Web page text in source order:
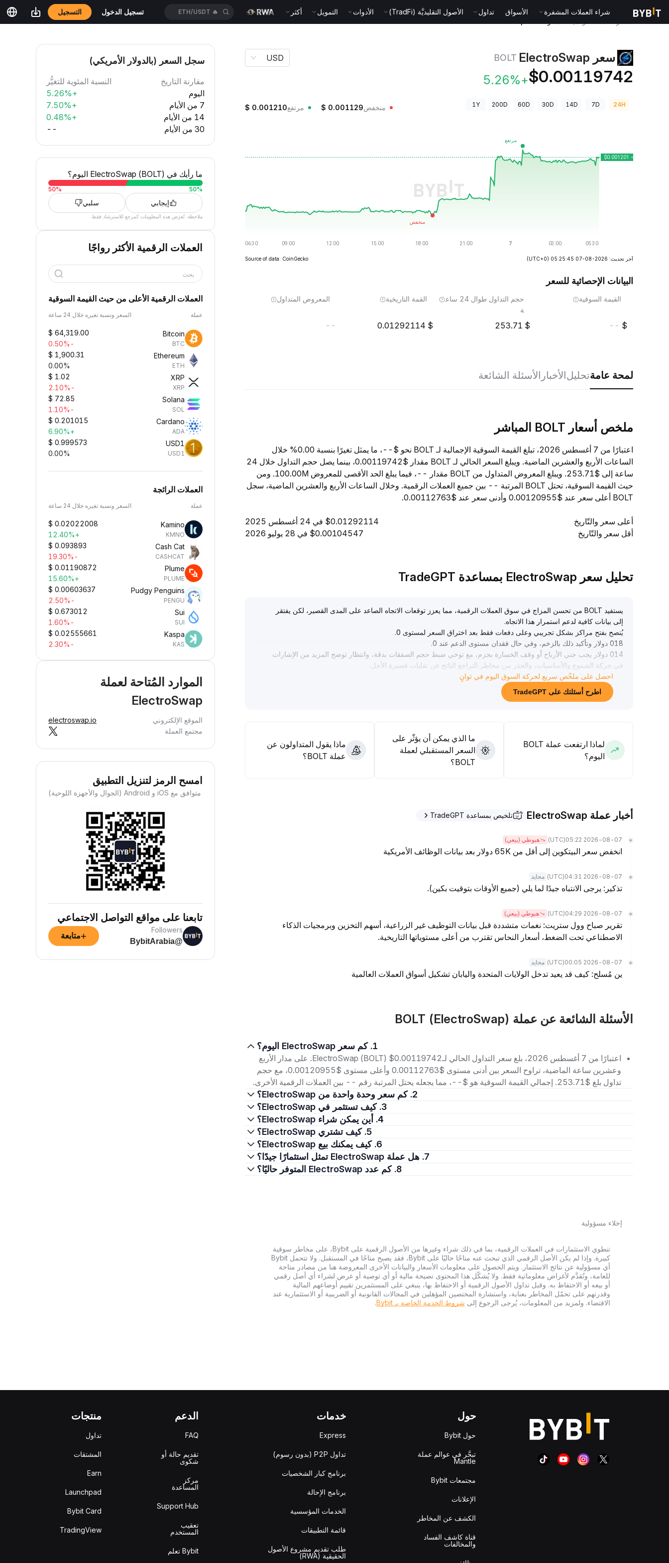
شراء العملات المشفرة الأسواق تداول الأصول التقليديَّة (TradFi) الأدوات التمويل أكثر 🔥
HEIUSDT تسجيل الدخول التسجيل
سعر ElectroSwap BOLT
$0.00119742
+5.26%
USD
24H
7D
14D
30D
60D
200D
1Y منخفض $ 0.001129 مرتفع $ 0.001210
آخر تحديث: 2026-08-07 05:25:45 (UTC+0)
Source of data: CoinGecko
البيانات الإحصائية للسعر
القيمة السوقية
--
حجم التداول طوال 24 ساع
ة
253.71
القمة التاريخية
0.01292114
المعروض المتداول
--
لمحة عامةتحليلالأخبار الأسئلة الشائعة
ملخص أسعار BOLT المباشر
اعتبارًا من 7 أغسطس 2026، تبلغ القيمة السوقية الإجمالية لـ BOLT نحو $--، ما يمثل تغيرًا بنسبة 0.00% خلال
الساعات الأربع والعشرين الماضية. ويبلغ السعر الحالي لـ BOLT مقدار $0.00119742، بينما يصل حجم التداول خلال 24
ساعة إلى $253.71. ويبلغ المعروض المتداول من BOLT مقدار --، فيما يبلغ الحد الأقصى للمعروض 100.00M. ومن
حيث القيمة السوقية، تحتل BOLT المرتبة -- بين جميع العملات الرقمية. وخلال الساعات الأربع والعشرين الماضية، سجل
BOLT أعلى سعر عند $0.00120955 وأدنى سعر عند $0.00112763.
أعلى سعر والتّاريخ
$0.01292114 في 24 أغسطس 2025
أقل سعر والتّاريخ
$0.00104547 في 28 يوليو 2026
تحليل سعر ElectroSwap بمساعدة TradeGPT
يستفيد BOLT من تحسن المزاج في سوق العملات الرقمية، مما يعزز توقعات الاتجاه الصاعد على المدى القصير، لكن يفتقر
إلى بيانات كافية لدعم استمرار هذا الاتجاه.
يُنصح بفتح مراكز بشكل تجريبي وعلى دفعات فقط بعد اختراق السعر لمستوى 0
.
018 دولار وتأكيد ذلك بالزخم، وفي حال فقدان مستوى الدعم عند 0
.
014 دولار يجب جني الأرباح أو وقف الخسارة بحزم، مع توخي ضبط حجم الصفقات بدقة، وانتظار توضح المزيد من الإشارات
في حركة الشموع والأساسيات، والحذر من مخاطر التراجع الناتج عن تقلبات قصيرة الأجل
احصل على ملخّص سريع لحركة السوق اليوم في ثوانٍ
اطرح أسئلتك على TradeGPT
لماذا ارتفعت عملة BOLT
اليوم؟
ما الذي يمكن أن يؤثّر على
السعر المستقبلي لعملة
BOLT؟
ماذا يقول المتداولون عن
عملة BOLT؟
أخبار عملة ElectroSwap تلخيص بمساعدة TradeGPT
2026-08-07 05:22
(UTC) هبوطي (بيعي)
انخفض سعر البيتكوين إلى أقل من 65K دولار بعد بيانات الوظائف الأمريكية
2026-08-07 04:31
(UTC) محايد
تذكير: يرجى الانتباه جيدًا لما يلي (جميع الأوقات بتوقيت بكين).
2026-08-07 04:29
(UTC) هبوطي (بيعي)
تقرير صباح وول ستريت: نغمات متشددة قبل بيانات التوظيف غير الزراعية، أسهم التخزين وبرمجيات الذكاء
الاصطناعي تحت الضغط، أسعار النحاس تقترب من أعلى مستوياتها التاريخية.
2026-08-07 00:05
(UTC) محايد
ين مُسلح: كيف قد يعيد تدخل الولايات المتحدة واليابان تشكيل أسواق العملات العالمية
الأسئلة الشائعة عن عملة BOLT (ElectroSwap)
1. كم سعر ElectroSwap اليوم؟
اعتبارًا من 7 أغسطس 2026، بلغ سعر التداول الحالي لـElectroSwap (BOLT) $0.00119742. على مدار الأربع
وعشرين ساعة الماضية، تراوح السعر بين أدنى مستوى $0.00112763 وأعلى مستوى $0.00120955، مع حجم
تداول بلغ $253.71. إجمالي القيمة السوقية هو $--، مما يجعله يحتل المرتبة رقم -- بين العملات الرقمية الأخرى.
2. كم سعر وحدة واحدة من ElectroSwap؟
3. كيف تستثمر في ElectroSwap؟
4. أين يمكن شراء ElectroSwap؟
5. كيف تشتري ElectroSwap؟
6. كيف يمكنك بيع ElectroSwap؟
7. هل عملة ElectroSwap تمثل استثمارًا جيدًا؟
8. كم عدد ElectroSwap المتوفر حاليًا؟
إخلاء مسؤولية
تنطوي الاستثمارات في العملات الرقمية، بما في ذلك شراء وغيرها من الأصول الرقمية على Bybit، على مخاطر سوقية
كبيرة. وإذا لم يكن الأصل الرقمي الذي تبحث عنه متاحًا حاليًا على Bybit، فقد يصبح متاحًا في المستقبل. ولا تتحمل Bybit
أي مسؤولية عن نتائج الاستثمار. ويتم الحصول على معلومات الأسعار والبيانات الأخرى المعروضة هنا من مصادر متاحة
للعامة، وتُقدَّم لأغراض معلوماتية فقط. ولا يُشكّل هذا المحتوى نصيحة مالية أو أي توصية أو عرض لشراء أي أصل رقمي
أو بيعه أو الاحتفاظ به. وقبل تداول الأصول الرقمية أو الاحتفاظ بها، ينبغي على المستثمرين تقييم أوضاعهم المالية
وقدرتهم على تحمّل المخاطر بعناية، واستشارة المختصين المؤهلين في المجالات القانونية أو الضريبية أو الاستثمارية عند
الاقتضاء. ولمزيد من المعلومات، يُرجى الرجوع إلى شروط الخدمة الخاصة بـ Bybit .
سجل السعر (بالدولار الأمريكي)
مقارنة التاريخ
النسبة المئوية للتغيُّر
اليوم
+5.26%
7 من الأيام
+7.50%
14 من الأيام
+0.48%
30 من الأيام
--
ما رأيك في ElectroSwap (BOLT) اليوم؟
50%
50%
إيجابي سلبي
ملاحظة: تُعرَض هذه المعلومات كمرجع للاسترشاد فقط.
العملات الرقمية الأكثر رواجًا
بحث
العملات الرقمية الأعلى من حيث القيمة السوقية
عملة السعر ونسبة تغيره خلال 24 ساعة
Bitcoin
BTC
$ 64,319.00
-0.50%
Ethereum
ETH
$ 1,900.31
0.00%
XRP
XRP
$ 1.02
-2.10%
Solana
SOL
$ 72.85
-1.10%
Cardano
ADA
$ 0.201015
+6.90%
USD1
USD1
$ 0.999573
0.00%
العملات الرائجة
عملة السعر ونسبة تغيره خلال 24 ساعة
Kamino
KMNO
$ 0.02022008
+12.40%
Cash Cat
CASHCAT
$ 0.093893
-19.30%
Plume
PLUME
$ 0.01190872
+15.60%
Pudgy Penguins
PENGU
$ 0.00603637
-2.50%
Sui
SUI
$ 0.673012
-1.60%
Kaspa
KAS
$ 0.02555661
-2.30%
الموارد المُتاحة لعملة
ElectroSwap
الموقع الإلكتروني
electroswap.io
مجتمع العملة
امسح الرمز لتنزيل التطبيق
متوافق مع iOS و Android (الجوال والأجهزة اللوحية)
تابعنا على مواقع التواصل الاجتماعي
Followers
@BybitArabia
+متابعة
حول
حول Bybit
تبحَّر في عوالم عملة
Mantle
مجتمعات Bybit
الإعلانات
الكشف عن المخاطر
قناة كاشف الفساد
والمخالفات
خدمات
Express
تداول P2P (بدون رسوم)
برنامج كبار الشخصيات
برنامج الإحالة
الخدمات المؤسسية
قائمة التطبيقات
طلب تقديم مشروع الأصول
الحقيقية (RWA)
الدعم
FAQ
تقديم حالة أو
شكوى
مركز
المساعدة
Support Hub
تعقيب
المستخدم
Bybit تعلم
منتجات
تداول
المشتقات
Earn
Launchpad
Bybit Card
TradingView